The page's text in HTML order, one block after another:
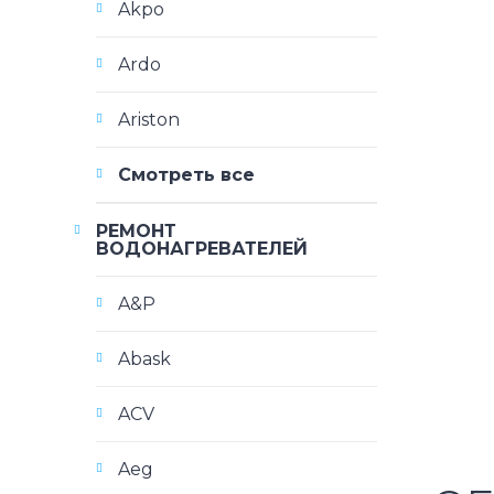
Akpo
Ardo
Ariston
Смотреть все
РЕМОНТ
ВОДОНАГРЕВАТЕЛЕЙ
A&P
Abask
ACV
Aeg